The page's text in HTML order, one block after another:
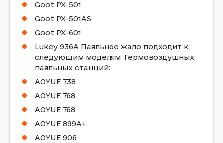
Goot PX-501
Goot PX-501AS
Goot PX-601
Lukey 936A Паяльное жало подходит к
следующим моделям Термовоздушных
паяльных станций:
AOYUE 738
AOYUE 768
AOYUE 768
AOYUE 899A+
AOYUE 906